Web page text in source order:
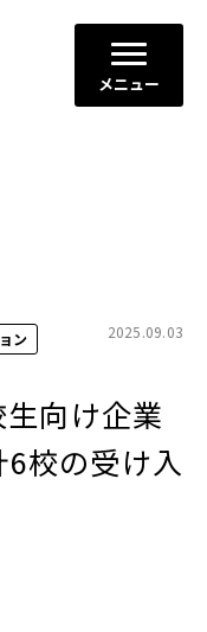
メニュー
ン 2025.09.03
向け企業
校の受け入
サービスの運営